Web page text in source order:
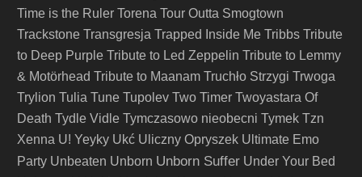
Time is the Ruler Torena Tour Outta Smogtown
Trackstone Transgresja Trapped Inside Me Tribbs Tribute
to Deep Purple Tribute to Led Zeppelin Tribute to Lemmy
& Motörhead Tribute to Maanam Truchło Strzygi Trwoga
Trylion Tulia Tune Tupolev Two Timer Twoyastara Of
Death Tydle Vidle Tymczasowo nieobecni Tymek Tzn
Xenna U! Yeyky Ukć Uliczny Opryszek Ultimate Emo
Party Unbeaten Unborn Unborn Suffer Under Your Bed